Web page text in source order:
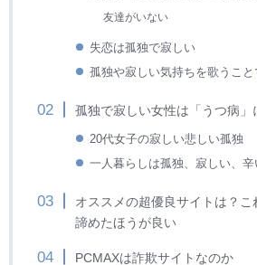
友達がいない
失恋は孤独で寂しい
孤独や寂しい気持ちを歌うこと
孤独で寂しい女性は「うつ病」
20代女子の寂しい悲しい孤独
一人暮らしは孤独、寂しい、辛
オススメの超優良サイトは？こ
諦めたほうが良い
PCMAXは詐欺サイトなのか